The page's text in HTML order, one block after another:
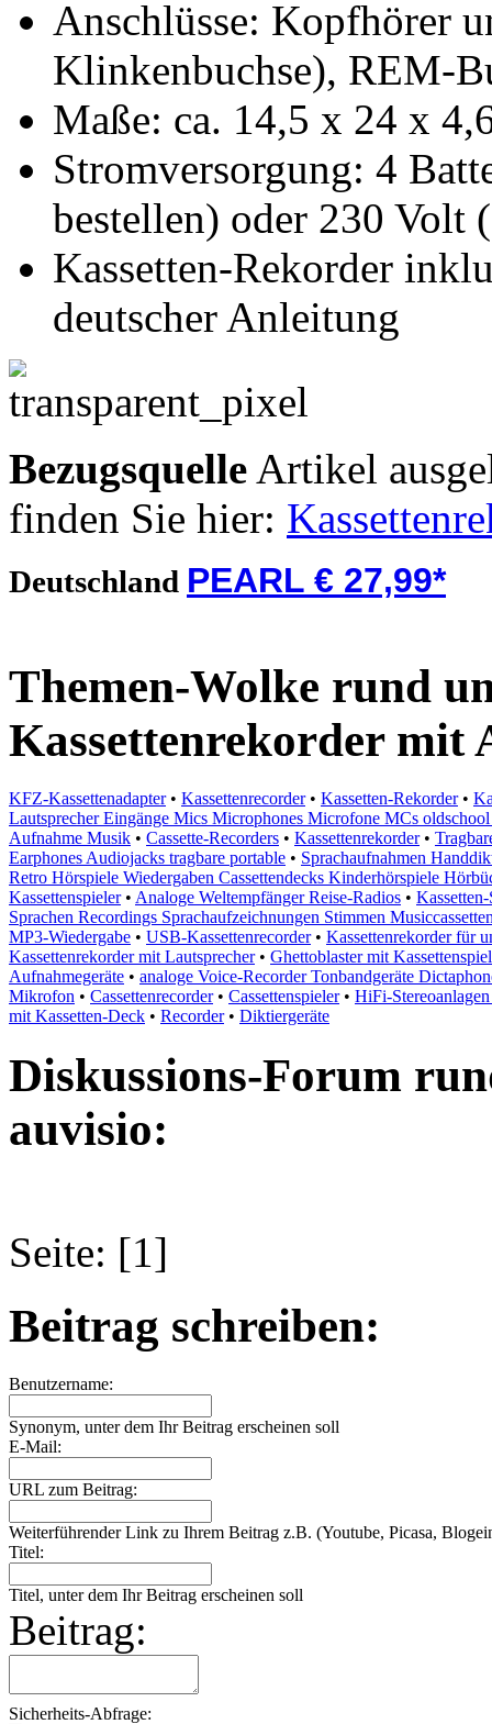
Anschlüsse: Kopfhörer
Klinkenbuchse), REM-
Maße: ca. 14,5 x 24 x
Stromversorgung: 4
bestellen) oder 230 Volt
Kassetten-Rekorder
deutscher Anleitung
Bezugsquelle Artikel
finden Sie hier:
Deutschland PEARL € 27,99*
Themen-Wolke rund
Kassettenrekorder mit
KFZ-Kassettenadapter• Kassettenrecorder• Kassetten-Rekorder•
Lautsprecher Eingänge Mics Microphones Microfone MCs oldschool
Aufnahme Musik • Cassette-Recorders • Kassettenrekorder•
Earphones Audiojacks tragbare portable • Sprachaufnahmen
Retro Hörspiele Wiedergaben Cassettendecks Kinderhörspiele
Kassettenspieler• Analoge Weltempfänger Reise-Radios •
Sprachen Recordings Sprachaufzeichnungen Stimmen
MP3-Wiedergabe • USB-Kassettenrecorder• Kassettenrekorder für
Kassettenrekorder mit Lautsprecher• Ghettoblaster mit
Aufnahmegeräte • analoge Voice-Recorder Tonbandgeräte
Mikrofon • Cassettenrecorder• Cassettenspieler• HiFi-
mit Kassetten-Deck • Recorder• Diktiergeräte
Diskussions-Forum
auvisio:
Seite: [1]
Beitrag schreiben:
Benutzername:
Synonym, unter dem Ihr Beitrag erscheinen soll
E-Mail:
URL zum Beitrag:
Weiterführender Link zu Ihrem Beitrag z.B. (Youtube, Picasa,
Titel:
Titel, unter dem Ihr Beitrag erscheinen soll
Beitrag:
Sicherheits-Abfrage: